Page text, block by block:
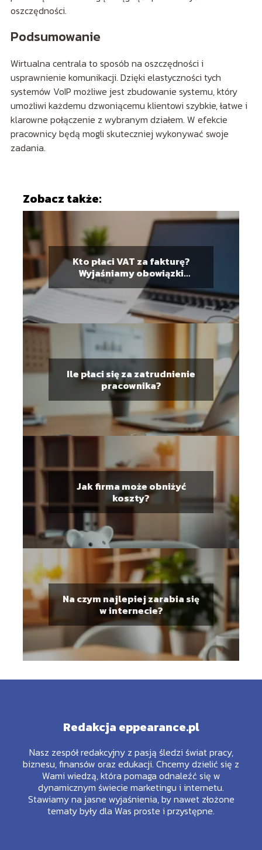
oszczędności.
Podsumowanie
Wirtualna centrala to sposób na oszczędności i
usprawnienie komunikacji. Dzięki elastyczności tych
systemów VoIP możliwe jest zbudowanie systemu, który
umożliwi każdemu dzwoniącemu klientowi szybkie, łatwe i
klarowne połączenie z wybranym działem. W efekcie
pracownicy będą mogli skuteczniej wykonywać swoje
zadania.
Zobacz także:
Kto płaci VAT za fakturę?
Wyjaśniamy obowiązki
podatkowe
Ile płaci się za zatrudnienie
pracownika?
Jak firma może obniżyć
koszty?
Na czym najlepiej zarabia się
w internecie?
Redakcja eppearance.pl
Nasz zespół redakcyjny z pasją śledzi świat pracy,
biznesu, finansów oraz edukacji. Chcemy dzielić się z
Wami wiedzą, która pomaga odnaleźć się w
dynamicznym świecie marketingu i internetu.
Stawiamy na jasne wyjaśnienia, by nawet złożone
tematy były dla Was proste i przystępne.